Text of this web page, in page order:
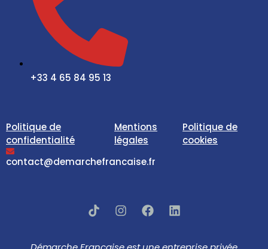
+33 4 65 84 95 13
Politique de
confidentialité
Mentions
légales
Politique de
cookies
contact@demarchefrancaise.fr